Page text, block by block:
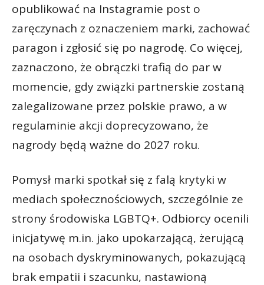
opublikować na Instagramie post o
zaręczynach z oznaczeniem marki, zachować
paragon i zgłosić się po nagrodę. Co więcej,
zaznaczono, że obrączki trafią do par w
momencie, gdy związki partnerskie zostaną
zalegalizowane przez polskie prawo, a w
regulaminie akcji doprecyzowano, że
nagrody będą ważne do 2027 roku.
Pomysł marki spotkał się z falą krytyki w
mediach społecznościowych, szczególnie ze
strony środowiska LGBTQ+. Odbiorcy ocenili
inicjatywę m.in. jako upokarzającą, żerującą
na osobach dyskryminowanych, pokazującą
brak empatii i szacunku, nastawioną